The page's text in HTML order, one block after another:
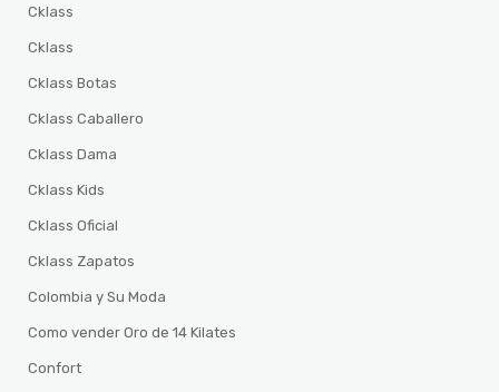
Cklass
Cklass
Cklass Botas
Cklass Caballero
Cklass Dama
Cklass Kids
Cklass Oficial
Cklass Zapatos
Colombia y Su Moda
Como vender Oro de 14 Kilates
Confort